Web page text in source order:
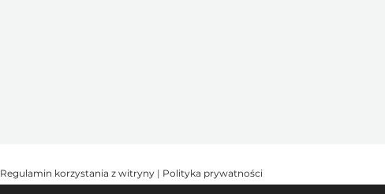
Regulamin korzystania z witryny| Polityka prywatności